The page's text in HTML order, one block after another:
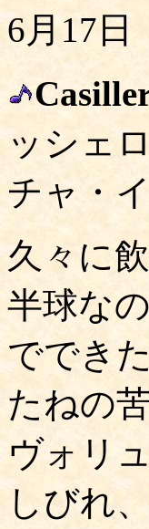
6月17日
ッシェ
チャ・
久々に
半球な
ででき
たねの
ヴォリ
しびれ